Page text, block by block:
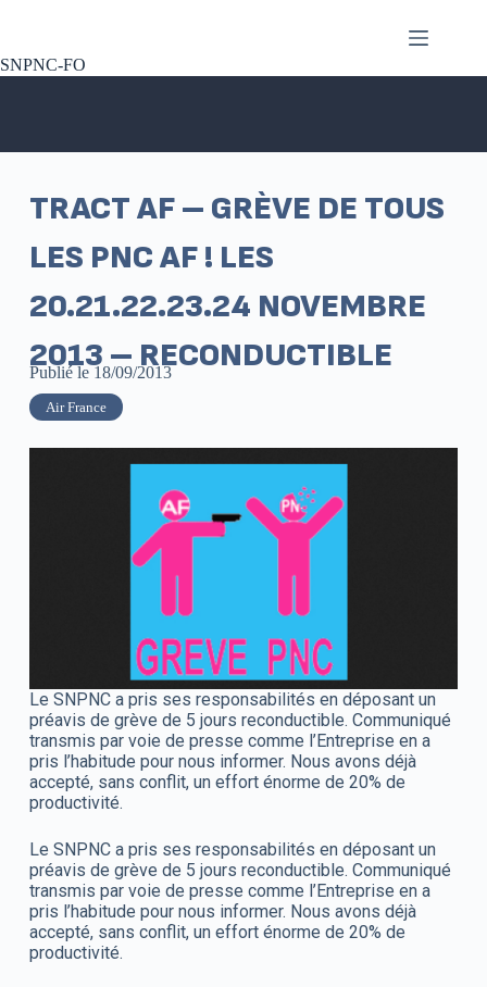
SNPNC-FO
TRACT AF – GRÈVE DE TOUS
LES PNC AF ! LES
20.21.22.23.24 NOVEMBRE
2013 – RECONDUCTIBLE
Publié le 18/09/2013
Air France
Le SNPNC a pris ses responsabilités en déposant un
préavis de grève de 5 jours reconductible. Communiqué
transmis par voie de presse comme l’Entreprise en a
pris l’habitude pour nous informer. Nous avons déjà
accepté, sans conflit, un effort énorme de 20% de
productivité.
Le SNPNC a pris ses responsabilités en déposant un
préavis de grève de 5 jours reconductible. Communiqué
transmis par voie de presse comme l’Entreprise en a
pris l’habitude pour nous informer. Nous avons déjà
accepté, sans conflit, un effort énorme de 20% de
productivité.